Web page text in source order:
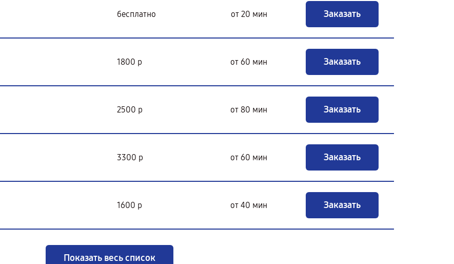
бесплатно от 20 мин Заказать
1800 р от 60 мин Заказать
2500 р от 80 мин Заказать
3300 р от 60 мин Заказать
1600 р от 40 мин Заказать
Показать весь список